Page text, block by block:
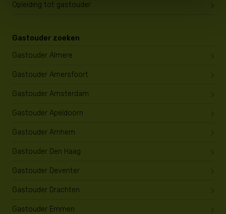
Opleiding tot gastouder
Gastouder zoeken
Gastouder Almere
Gastouder Amersfoort
Gastouder Amsterdam
Gastouder Apeldoorn
Gastouder Arnhem
Gastouder Den Haag
Gastouder Deventer
Gastouder Drachten
Gastouder Emmen